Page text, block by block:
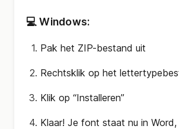
💻 Windows:
Pak het ZIP-bestand uit
Rechtsklik op het
Klik op “Installeren”
Klaar! Je font staat nu in